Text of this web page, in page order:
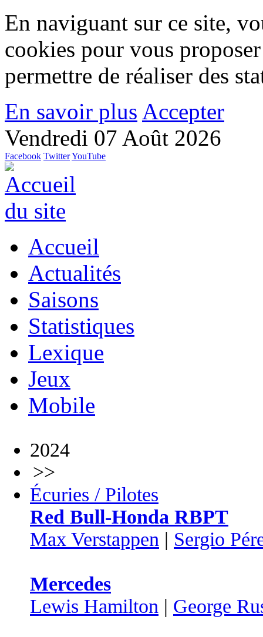
En naviguant sur ce site,
cookies pour vous
permettre de réaliser des
En savoir plus Accepter
Vendredi 07 Août 2026
Facebook TwitterYouTube
Accueil
Actualités
Saisons
Statistiques
Lexique
Jeux
Mobile
2024
>>
Écuries / Pilotes
Red Bull-Honda RBPT
Max Verstappen | Sergio
Mercedes
Lewis Hamilton | George